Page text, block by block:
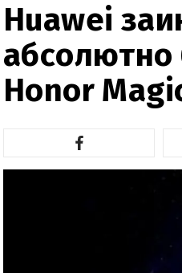
Huawei
абсолютно
Honor